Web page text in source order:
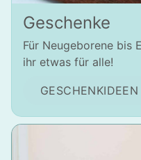
Geschenke
Für Neugeborene bis
ihr etwas für alle!